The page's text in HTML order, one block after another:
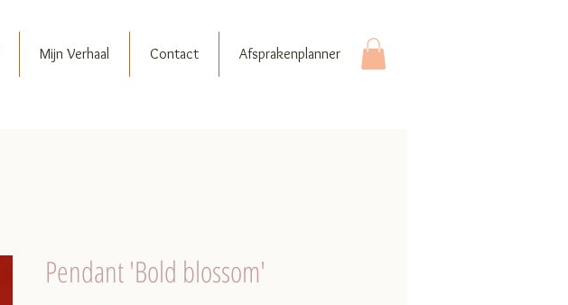
Mijn Verhaal Contact Afsprakenplanner
Pendant 'Bold blossom'